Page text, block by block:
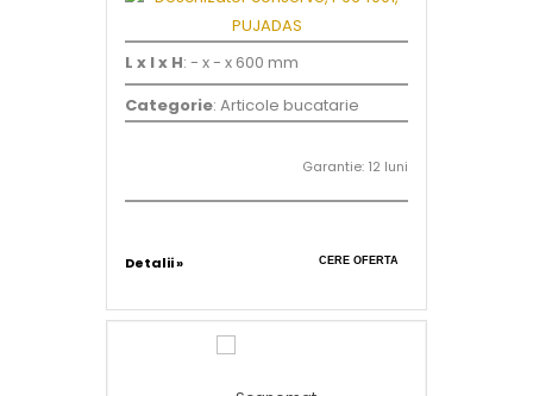
L x l x H: - x - x 600 mm
Categorie: Articole bucatarie
Garantie: 12 luni
Detalii » CERE OFERTA